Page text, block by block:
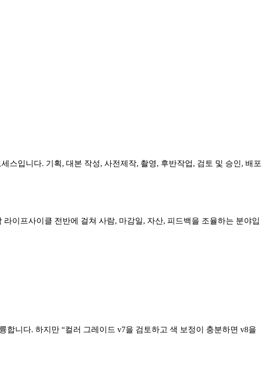
스입니다. 기획, 대본 작성, 사전제작, 촬영, 후반작업, 검토 및 승인, 배포
이프사이클 전반에 걸쳐 사람, 마감일, 자산, 피드백을 조율하는 분야입
합니다. 하지만 “컬러 그레이드 v7을 검토하고 색 보정이 충분하면 v8을